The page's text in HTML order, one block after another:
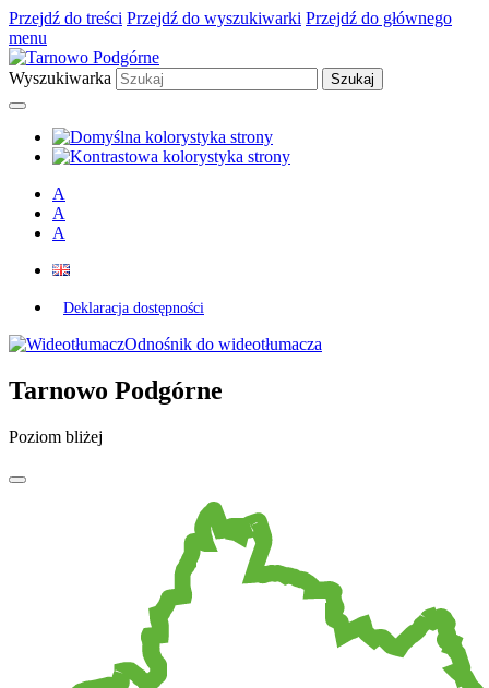
Przejdź do treści Przejdź do wyszukiwarki Przejdź do głównego
menu
Wyszukiwarka
A
A
A
Deklaracja dostępności
Odnośnik do wideotłumacza
Tarnowo Podgórne
Poziom bliżej